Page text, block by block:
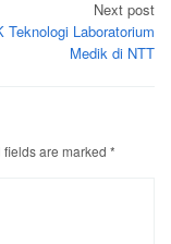
Next post
Teknologi Laboratorium
Medik di NTT
fields are marked *